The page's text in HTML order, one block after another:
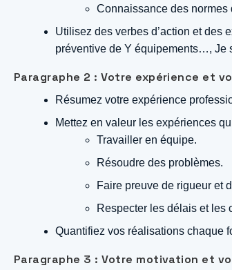
Connaissance des normes
Utilisez des verbes d’action et des
préventive de Y équipements…, Je
Paragraphe 2 : Votre expérience et
Résumez votre expérience
Mettez en valeur les expériences
Travailler en équipe.
Résoudre des problèmes.
Faire preuve de rigueur et
Respecter les délais et les
Quantifiez vos réalisations chaque
Paragraphe 3 : Votre motivation et